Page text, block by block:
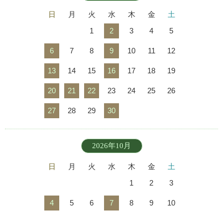
日 月 火 水 木 金
土
1
2 3 4 5
6 7 8 9 10 11 12
13 14 15 16 17 18 19
20 21 22 23 24 25 26
27 28 29 30
2026年10月
日 月 火 水 木 金
土
1
2 3
4 5 6 7 8 9 10